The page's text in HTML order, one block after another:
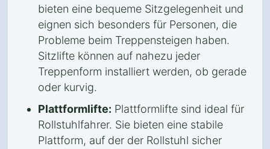
bieten eine bequeme Sitzgelegenheit und
eignen sich besonders für Personen, die
Probleme beim Treppensteigen haben.
Sitzlifte können auf nahezu jeder
Treppenform installiert werden, ob gerade
oder kurvig.
Plattformlifte: Plattformlifte sind ideal für
Rollstuhlfahrer. Sie bieten eine stabile
Plattform, auf der der Rollstuhl sicher